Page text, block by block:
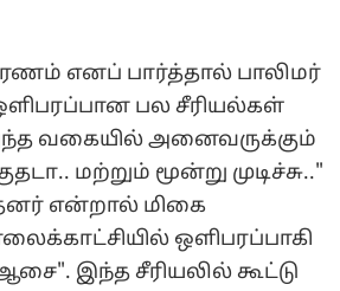
எனப் பார்த்தால் பாலிமர்
பல சீரியல்கள்
வகையில் அனைவருக்கும்
மற்றும் மூன்று முடிச்சு.."
என்றால் மிகை
ஒளிபரப்பாகி
இந்த சீரியலில் கூட்டு